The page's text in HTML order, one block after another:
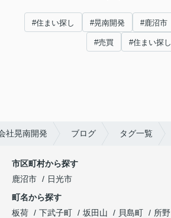
#住まい探し #晃南開発 #鹿沼市
#売買 #住まい探し
社晃南開発 ブログ タグ一覧
市区町村から探す
鹿沼市
日光市
町名から探す
板荷
下武子町 坂田山 貝島町 所野